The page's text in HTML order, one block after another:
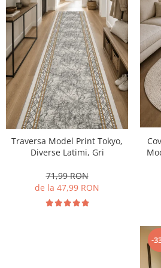
Traversa Model Print Tokyo,
Diverse Latimi, Gri
71,99 RON
de la 47,99 RON
-